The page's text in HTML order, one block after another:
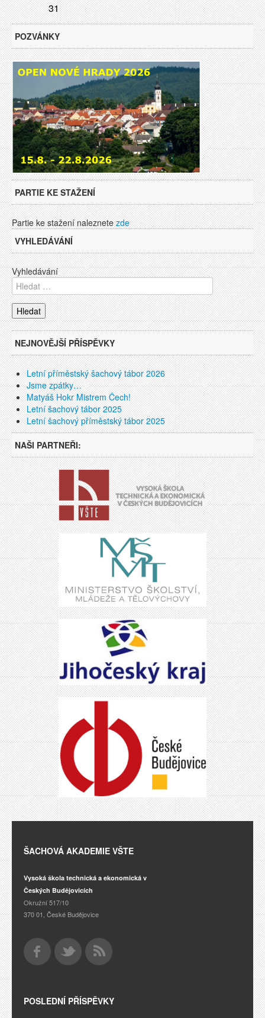
31
POZVÁNKY
PARTIE KE STAŽENÍ
Partie ke stažení naleznetezde
VYHLEDÁVÁNÍ
Vyhledávání
NEJNOVĚJŠÍ PŘÍSPĚVKY
Letní příměstský šachový tábor 2026
Jsme zpátky…
Matyáš Hokr Mistrem Čech!
Letní šachový tábor 2025
Letní šachový příměstský tábor 2025
NAŠI PARTNEŘI:
ŠACHOVÁ AKADEMIE VŠTE
Vysoká škola technická a ekonomická v
Českých Budějovicích
Okružní 517/10
370 01, České Budějovice
POSLEDNÍ PŘÍSPĚVKY